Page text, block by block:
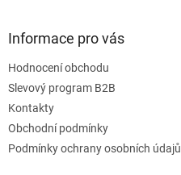
Informace pro vás
Hodnocení obchodu
Slevový program B2B
Kontakty
Obchodní podmínky
Podmínky ochrany osobních údajů